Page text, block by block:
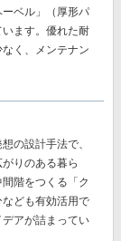
ーベル」（厚形パ
ます。優れた耐
く、メンテナン
の設計手法で、
りのある暮ら
階をつくる 「ク
ども有効活用で
アが詰まってい